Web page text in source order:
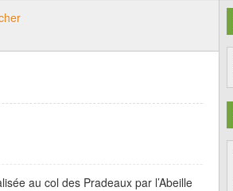
au col des Pradeaux par l’Abeille